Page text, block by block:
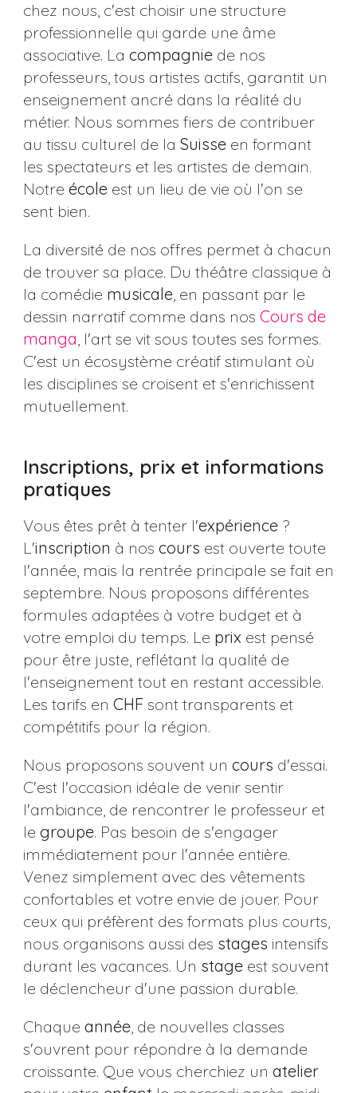
chez nous, c'est choisir une structure
professionnelle qui garde une âme
associative. La compagniede nos
professeurs, tous artistes actifs, garantit un
enseignement ancré dans la réalité du
métier. Nous sommes fiers de contribuer
au tissu culturel de la Suisseen formant
les spectateurs et les artistes de demain.
Notre écoleest un lieu de vie où l'on se
sent bien.
La diversité de nos offres permet à chacun
de trouver sa place. Du théâtre classique à
la comédie musicale, en passant par le
dessin narratif comme dans nos Cours de
manga, l'art se vit sous toutes ses formes.
C'est un écosystème créatif stimulant où
les disciplines se croisent et s'enrichissent
mutuellement.
Inscriptions, prix et informations
pratiques
Vous êtes prêt à tenter l'expérience?
L'inscription à nos cours est ouverte toute
l'année, mais la rentrée principale se fait en
septembre. Nous proposons différentes
formules adaptées à votre budget et à
votre emploi du temps. Le prix est pensé
pour être juste, reflétant la qualité de
l'enseignement tout en restant accessible.
Les tarifs en CHFsont transparents et
compétitifs pour la région.
Nous proposons souvent un cours d'essai.
C'est l'occasion idéale de venir sentir
l'ambiance, de rencontrer le professeur et
le groupe. Pas besoin de s'engager
immédiatement pour l'année entière.
Venez simplement avec des vêtements
confortables et votre envie de jouer. Pour
ceux qui préfèrent des formats plus courts,
nous organisons aussi des stages intensifs
durant les vacances. Un stageest souvent
le déclencheur d'une passion durable.
Chaque année, de nouvelles classes
s'ouvrent pour répondre à la demande
croissante. Que vous cherchiez un atelier